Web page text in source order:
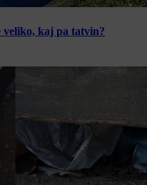
veliko, kaj pa tatvin?